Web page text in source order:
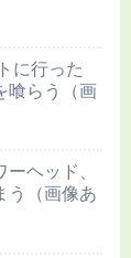
に行った
喰らう（画
ーヘッド、
う（画像あ